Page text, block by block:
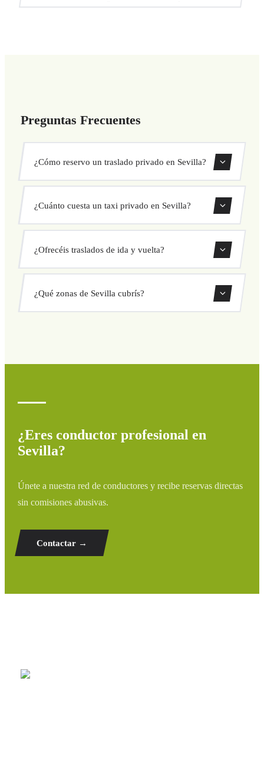
Preguntas Frecuentes
¿Cómo reservo un traslado privado en Sevilla?
Usa nuestro formulario de reserva para buscar y confirmar
tu traslado al instante. Elige recogida y destino, selecciona
¿Cuánto cuesta un taxi privado en Sevilla?
cerrado antes de salir. Sin cargos ocultos ni sorpresas.
Consulta tu precio al instante en el formulario.
¿Ofrecéis traslados de ida y vuelta?
directamente desde nuestro sistema de reservas.
¿Qué zonas de Sevilla cubrís?
¿Eres conductor profesional en
Sevilla?
Únete a nuestra red de conductores y recibe reservas directas
sin comisiones abusivas.
Contactar →